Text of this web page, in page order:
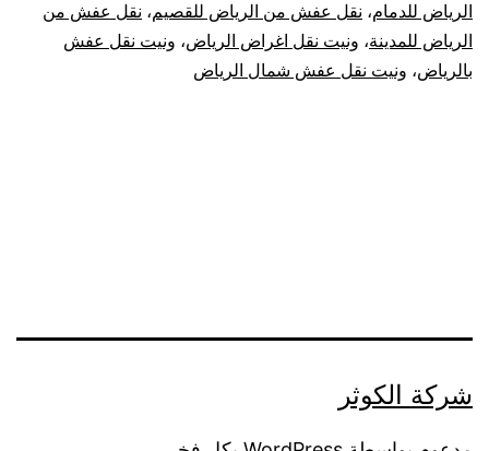
الرياض للدمام، نقل عفش من الرياض للقصيم، نقل عفش من
الرياض للمدينة، ونيت نقل اغراض الرياض، ونيت نقل عفش
بالرياض، ونيت نقل عفش شمال الرياض
شركة الكوثر